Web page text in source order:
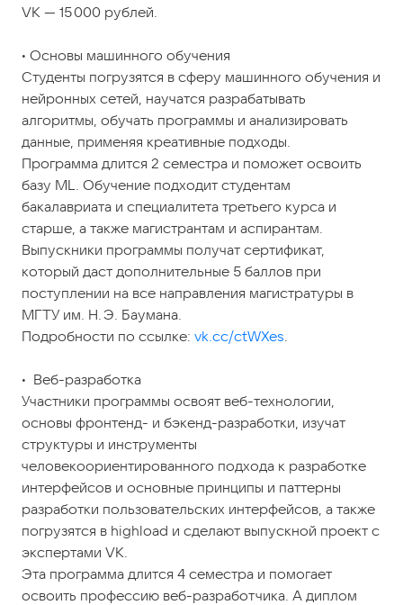
VK — 15 000 рублей.
• Основы машинного обучения
Студенты погрузятся в сферу машинного обучения и
нейронных сетей, научатся разрабатывать
алгоритмы, обучать программы и анализировать
данные, применяя креативные подходы.
Программа длится 2 семестра и поможет освоить
базу ML. Обучение подходит студентам
бакалавриата и специалитета третьего курса и
старше, а также магистрантам и аспирантам.
Выпускники программы получат сертификат,
который даст дополнительные 5 баллов при
поступлении на все направления магистратуры в
МГТУ им. Н. Э. Баумана.
Подробности по ссылке: vk.cc/ctWXes
• Веб-разработка
Участники программы освоят веб-технологии,
основы фронтенд- и бэкенд-разработки, изучат
структуры и инструменты
человекоориентированного подхода к разработке
интерфейсов и основные принципы и паттерны
разработки пользовательских интерфейсов, а также
погрузятся в highload и сделают выпускной проект с
экспертами VK.
Эта программа длится 4 семестра и помогает
освоить профессию веб-разработчика. А диплом